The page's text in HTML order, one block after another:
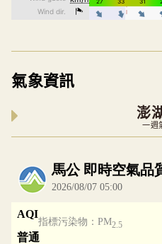
氣象資訊
澎
一週
內嵌空氣品質小工具